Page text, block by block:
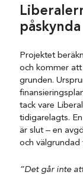
Projektet
och kommer
grunden.
tack vare
tidigarelagts.
är slut – en
och välgrundad
”Det går inte